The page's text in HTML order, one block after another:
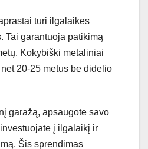
turi ilgalaikes
Tai garantuoja patikimą
Kokybiški metaliniai
20-25 metus be didelio
garažą, apsaugote savo
į ilgalaikį ir
Šis sprendimas